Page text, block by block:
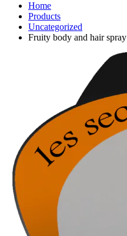
Home
Products
Uncategorized
Fruity body and hair spray